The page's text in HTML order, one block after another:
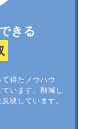
きる
得たノウハウ
います。削減し
映しています。